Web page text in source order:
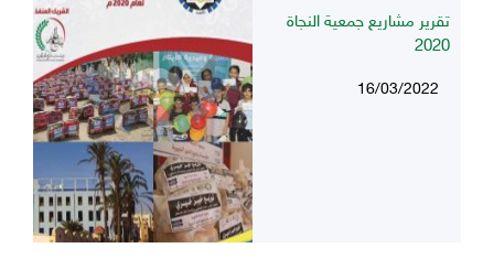
تقرير مشاريع جمعية النجاة
2020
16/03/2022